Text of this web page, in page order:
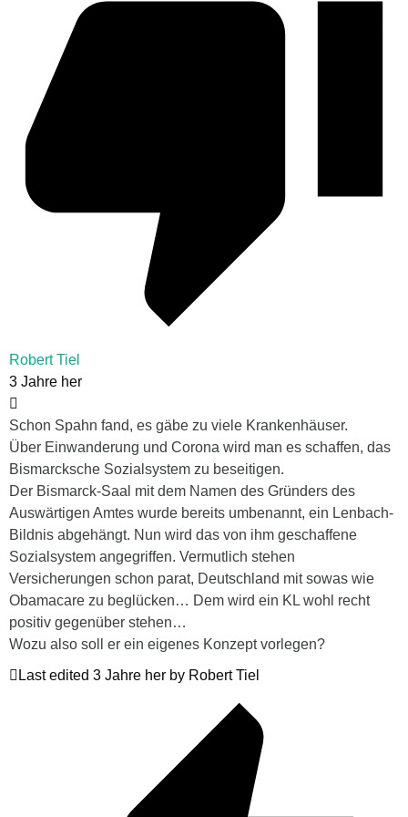
Robert Tiel
3 Jahre her
Schon Spahn fand, es gäbe zu viele Krankenhäuser.
Über Einwanderung und Corona wird man es schaffen, das
Bismarcksche Sozialsystem zu beseitigen.
Der Bismarck-Saal mit dem Namen des Gründers des
Auswärtigen Amtes wurde bereits umbenannt, ein Lenbach-
Bildnis abgehängt. Nun wird das von ihm geschaffene
Sozialsystem angegriffen. Vermutlich stehen
Versicherungen schon parat, Deutschland mit sowas wie
Obamacare zu beglücken… Dem wird ein KL wohl recht
positiv gegenüber stehen…
Wozu also soll er ein eigenes Konzept vorlegen?
Last edited 3 Jahre her by Robert Tiel